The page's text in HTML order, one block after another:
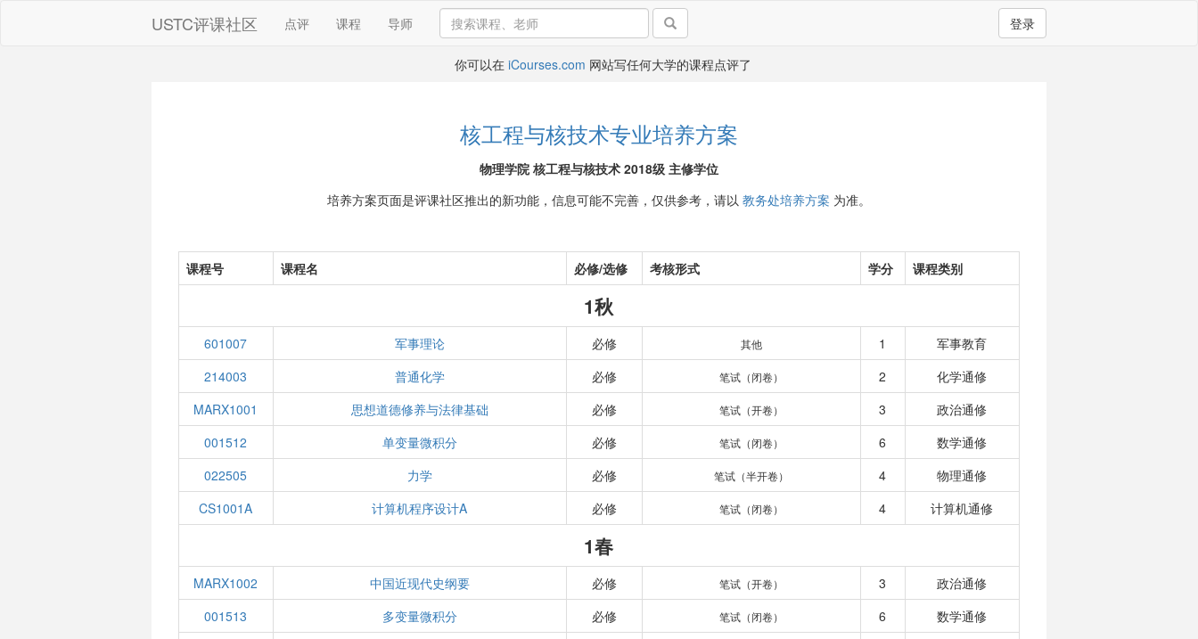
USTC评课社区 点评 课程 导师 登录
你可以在 iCourses.com 网站写任何大学的课程点评了
核工程与核技术专业培养方案
物理学院 核工程与核技术 2018级 主修学位
培养方案页面是评课社区推出的新功能，信息可能不完善，仅供参考，请以 教务处培养方案 为准。
课程号 课程名 必修/选修 考核形式 学分 课程类别
1秋
601007 军事理论 必修 其他 1
军事教育
214003
普通化学 必修 笔试（闭卷） 2
化学通修
MARX1001
思想道德修养与法律基础 必修 笔试（开卷） 3
政治通修
001512
单变量微积分 必修 笔试（闭卷） 6
数学通修
022505
力学 必修 笔试（半开卷） 4
物理通修
CS1001A
计算机程序设计A 必修 笔试（闭卷） 4 计算机通修
1春
MARX1002 中国近现代史纲要 必修 笔试（开卷） 3
政治通修
001513
多变量微积分 必修 笔试（闭卷） 6
数学通修